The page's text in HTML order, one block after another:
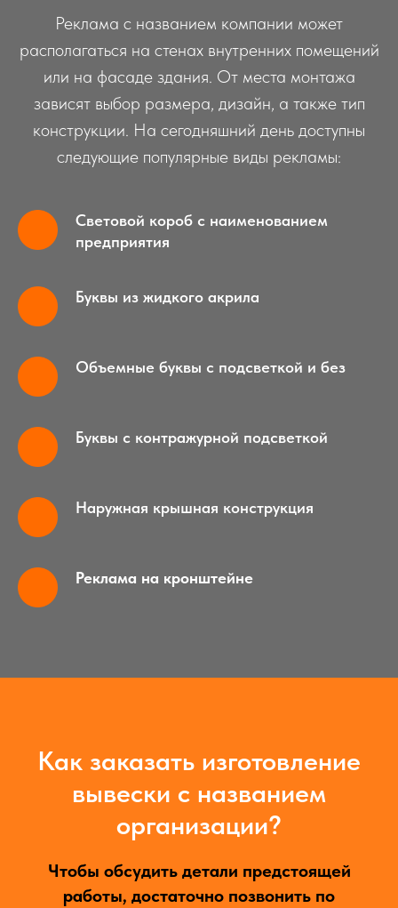
Реклама с названием компании может
располагаться на стенах внутренних помещений
или на фасаде здания. От места монтажа
зависят выбор размера, дизайн, а также тип
конструкции. На сегодняшний день доступны
следующие популярные виды рекламы:
Световой короб с наименованием
предприятия
Буквы из жидкого акрила
Объемные буквы с подсветкой и без
Буквы с контражурной подсветкой
Наружная крышная конструкция
Реклама на кронштейне
Как заказать изготовление
вывески с названием
организации?
Чтобы обсудить детали предстоящей
работы, достаточно позвонить по